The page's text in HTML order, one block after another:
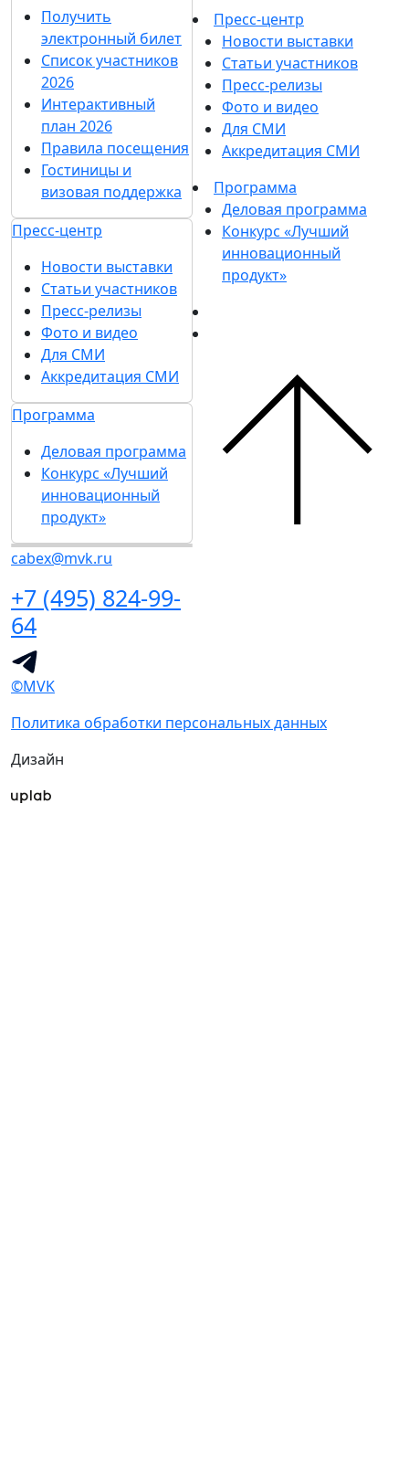
Получить
электронный билет
Список участников
2026
Интерактивный
план 2026
Правила посещения
Гостиницы и
визовая поддержка
Пресс-центр
Новости выставки
Статьи участников
Пресс-релизы
Фото и видео
Для СМИ
Аккредитация СМИ
Программа
Деловая программа
Конкурс «Лучший
инновационный
продукт»
cabex@mvk.ru
+7 (495) 824-99-
64
Пресс-центр
Новости выставки
Статьи участников
Пресс-релизы
Фото и видео
Для СМИ
Аккредитация СМИ
Программа
Деловая программа
Конкурс «Лучший
инновационный
продукт»
©MVK
Политика обработки персональных данных
Дизайн